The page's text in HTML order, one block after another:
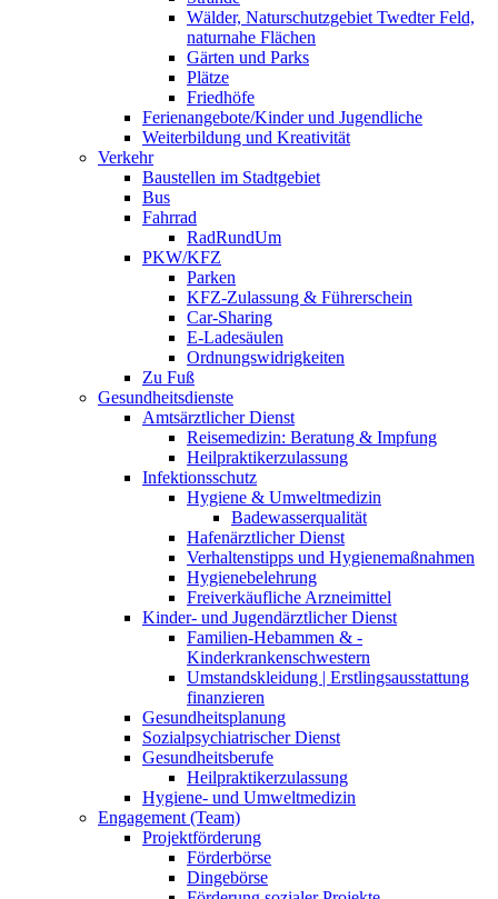
Wälder, Naturschutzgebiet Twedter Feld,
naturnahe Flächen
Gärten und Parks
Plätze
Friedhöfe
Ferienangebote/Kinder und Jugendliche
Weiterbildung und Kreativität
Verkehr
Baustellen im Stadtgebiet
Bus
Fahrrad
RadRundUm
PKW/KFZ
Parken
KFZ-Zulassung & Führerschein
Car-Sharing
E-Ladesäulen
Ordnungswidrigkeiten
Zu Fuß
Gesundheitsdienste
Amtsärztlicher Dienst
Reisemedizin: Beratung & Impfung
Heilpraktikerzulassung
Infektionsschutz
Hygiene & Umweltmedizin
Badewasserqualität
Hafenärztlicher Dienst
Verhaltenstipps und Hygienemaßnahmen
Hygienebelehrung
Freiverkäufliche Arzneimittel
Kinder- und Jugendärztlicher Dienst
Familien-Hebammen & -
Kinderkrankenschwestern
Umstandskleidung | Erstlingsausstattung
finanzieren
Gesundheitsplanung
Sozialpsychiatrischer Dienst
Gesundheitsberufe
Heilpraktikerzulassung
Hygiene- und Umweltmedizin
Engagement (Team)
Projektförderung
Förderbörse
Dingebörse